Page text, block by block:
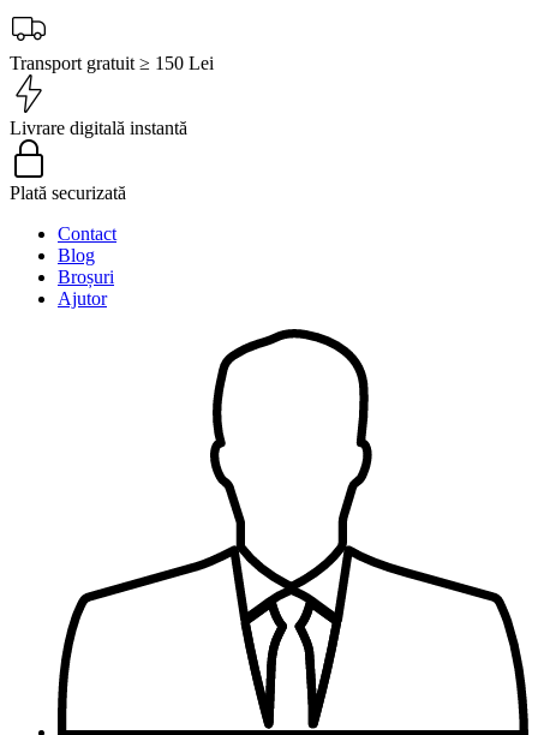
Transport gratuit ≥ 150 Lei
Livrare digitală instantă
Plată securizată
Contact
Blog
Broșuri
Ajutor